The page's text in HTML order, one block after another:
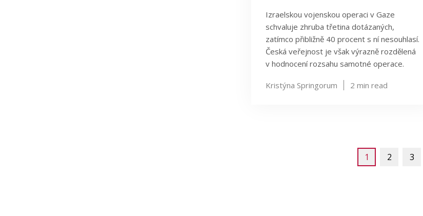
Izraelskou vojenskou operaci v Gaze
schvaluje zhruba třetina dotázaných,
zatímco přibližně 40 procent s ní nesouhlasí.
Česká veřejnost je však výrazně rozdělená
v hodnocení rozsahu samotné operace.
Kristýna Springorum 2 min read
1 2 3